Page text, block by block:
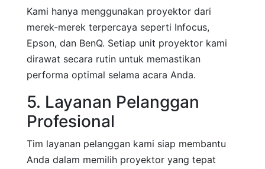
Kami hanya menggunakan proyektor dari
merek-merek terpercaya seperti Infocus,
Epson, dan BenQ. Setiap unit proyektor kami
dirawat secara rutin untuk memastikan
performa optimal selama acara Anda.
5. Layanan Pelanggan
Profesional
Tim layanan pelanggan kami siap membantu
Anda dalam memilih proyektor yang tepat